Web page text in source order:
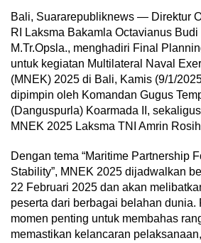
Bali, Suararepubliknews — Direktur
RI Laksma Bakamla Octavianus
M.Tr.Opsla., menghadiri Final
untuk kegiatan Multilateral Naval
(MNEK) 2025 di Bali, Kamis (9/1/
dipimpin oleh Komandan Gugus
(Danguspurla) Koarmada II,
MNEK 2025 Laksma TNI Amrin
Dengan tema “Maritime Partnership
Stability”, MNEK 2025 dijadwalkan
22 Februari 2025 dan akan
peserta dari berbagai belahan dunia.
momen penting untuk membahas
memastikan kelancaran